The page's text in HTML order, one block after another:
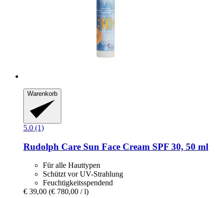
Warenkorb
5.0 (1)
Rudolph Care Sun Face Cream SPF 30, 50 ml
Für alle Hauttypen
Schützt vor UV-Strahlung
Feuchtigkeitsspendend
€ 39,00 (€ 780,00 / l)